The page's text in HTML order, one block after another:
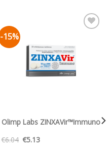
-15%
Olimp Labs ZINXAVir™Immuno
€6.04 Original
price
€5.13Current